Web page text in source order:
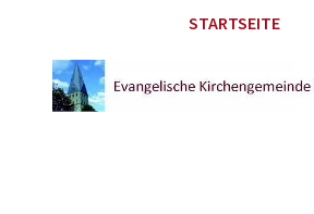
STARTSEITE